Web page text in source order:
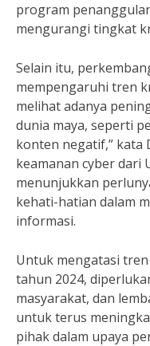
program
mengurangi tingkat
Selain itu,
mempengaruhi tren
melihat adanya
dunia maya, seperti
konten negatif,” kata
keamanan cyber dari
menunjukkan
kehati-hatian dalam
informasi.
Untuk mengatasi
tahun 2024,
masyarakat, dan
untuk terus
pihak dalam upaya